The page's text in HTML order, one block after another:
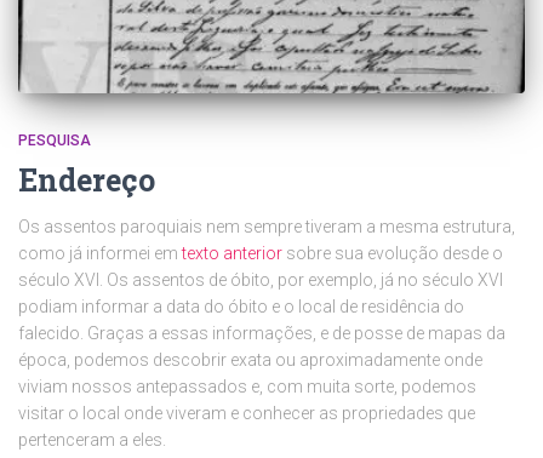
PESQUISA
Endereço
Os assentos paroquiais nem sempre tiveram a mesma estrutura,
como já informei emtexto anterior sobre sua evolução desde o
século XVI. Os assentos de óbito, por exemplo, já no século XVI
podiam informar a data do óbito e o local de residência do
falecido. Graças a essas informações, e de posse de mapas da
época, podemos descobrir exata ou aproximadamente onde
viviam nossos antepassados e, com muita sorte, podemos
visitar o local onde viveram e conhecer as propriedades que
pertenceram a eles.